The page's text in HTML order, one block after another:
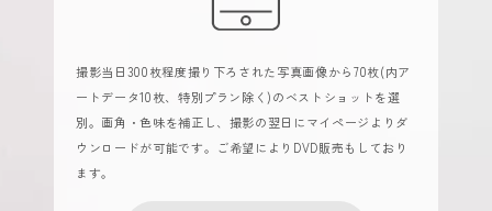
撮影当日300枚程度撮り下ろされた写真画像から70枚(内ア
ートデータ10枚、特別プラン除く)のベストショットを選
別。画角・色味を補正し、撮影の翌日にマイページよりダ
ウンロードが可能です。ご希望によりDVD販売もしており
ます。